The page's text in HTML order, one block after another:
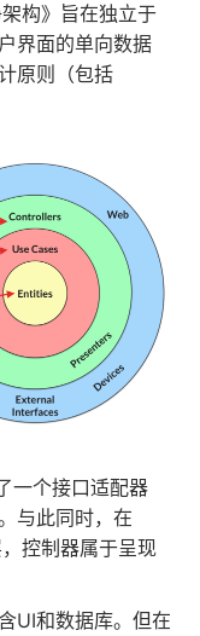
构》旨在独立于
界面的单向数据
原则（包括
一个接口适配器
与此同时，在
控制器属于呈现
UI和数据库。但在